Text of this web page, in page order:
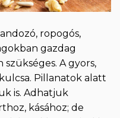
ropogós,
gazdag
A gyors,
Pillanatok alatt
is. Adhatjuk
kásához; de